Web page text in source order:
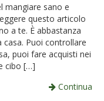
mangiare sano e
questo articolo
a te. È abbastanza
casa. Puoi controllare
puoi fare acquisti nei
cibo […]
Continua